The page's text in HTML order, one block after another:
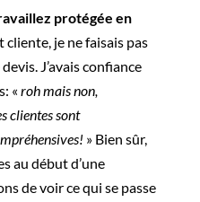
protégée en
je ne faisais pas
J’avais confiance
« roh mais non,
clientes sont
» Bien sûr,
au début d’une
de voir ce qui se passe